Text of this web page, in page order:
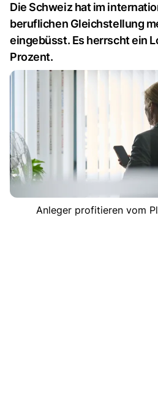
Die Schweiz hat im
beruflichen Gleichstellung
eingebüsst. Es herrscht ein
Prozent.
Anleger profitieren vom